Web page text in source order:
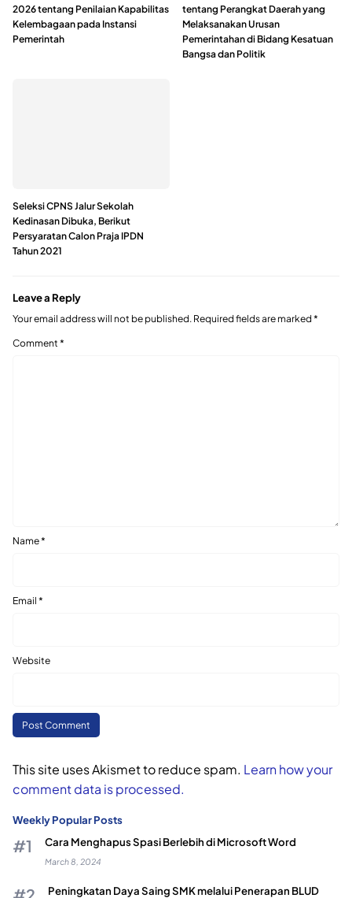
2026 tentang Penilaian Kapabilitas
Kelembagaan pada Instansi
Pemerintah
tentang Perangkat Daerah yang
Melaksanakan Urusan
Pemerintahan di Bidang Kesatuan
Bangsa dan Politik
Seleksi CPNS Jalur Sekolah
Kedinasan Dibuka, Berikut
Persyaratan Calon Praja IPDN
Tahun 2021
Leave a Reply
Your email address will not be published. Required fields are marked *
Comment *
Name*
Email *
Website
This site uses Akismet to reduce spam. Learn how your
comment data is processed.
Weekly Popular Posts
Cara Menghapus Spasi Berlebih di Microsoft Word
March 8, 2024
Peningkatan Daya Saing SMK melalui Penerapan BLUD